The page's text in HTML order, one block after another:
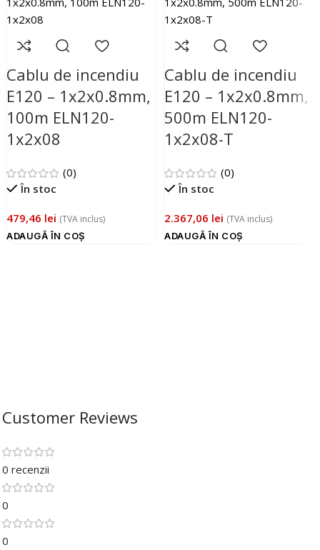
Cablu de incendiu
E120 – 1x2x0.8mm,
100m ELN120-
1x2x08
(0)
În stoc
479,46 lei (TVA inclus)
ADAUGĂ ÎN COȘ
Cablu de incendiu
E120 – 1x2x0.8mm,
500m ELN120-
1x2x08-T
(0)
În stoc
2.367,06 lei (TVA inclus)
ADAUGĂ ÎN COȘ
Customer Reviews
0 recenzii
0
0